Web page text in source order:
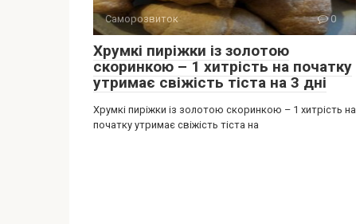
Саморозвиток 0
Хрумкі пиріжки із золотою
скоринкою – 1 хитрість на початку
утримає свіжість тіста на 3 дні
Хрумкі пиріжки із золотою скоринкою – 1 хитрість на
початку утримає свіжість тіста на